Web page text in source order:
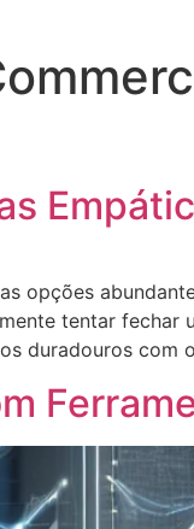
opções
tentar fechar
duradouros com